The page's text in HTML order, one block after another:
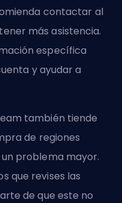
contactar al
más asistencia.
específica
y ayudar a
también tiende
de regiones
problema mayor.
que revises las
de que este no